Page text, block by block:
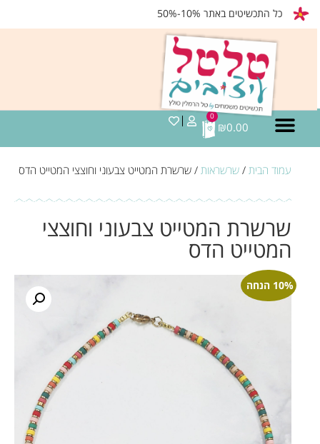
כל התכשיטים באתר 10%-50%
₪0.00
0
עמוד הבית/ שרשראות/ שרשרת המטייט צבעוני וחוצצי המטייט הדס
שרשרת המטייט צבעוני וחוצצי
המטייט הדס
10% הנחה